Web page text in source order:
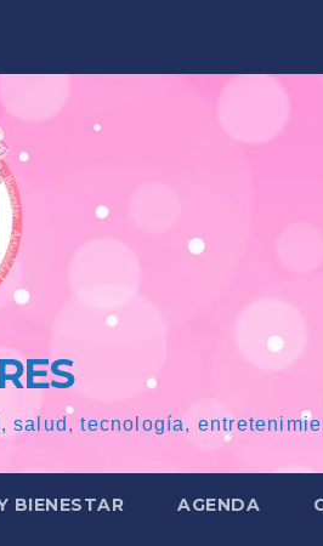
tecnología,
BIENESTAR AGENDA